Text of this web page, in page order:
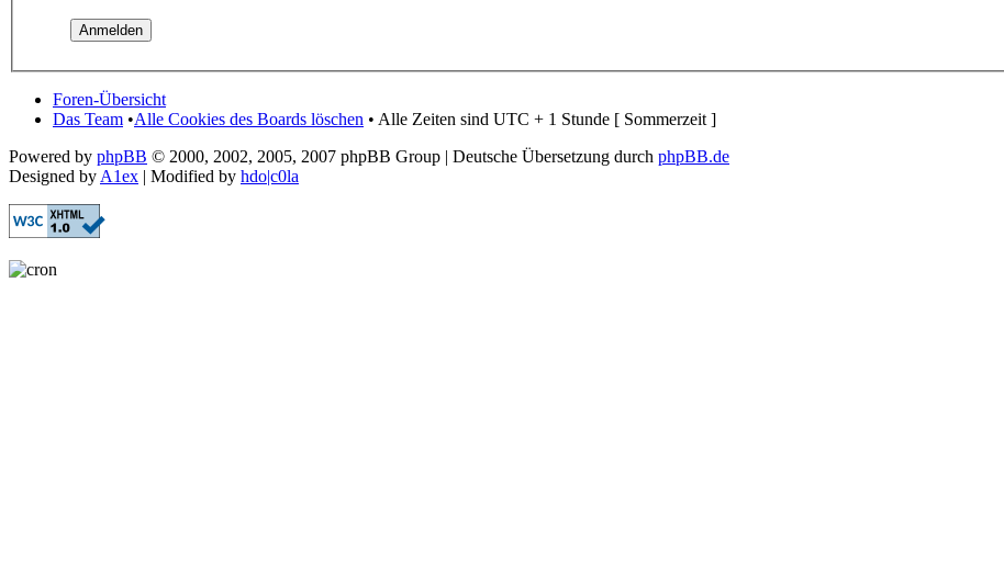
Foren-Übersicht
Das Team •Alle Cookies des Boards löschen • Alle Zeiten sind UTC + 1 Stunde [ Sommerzeit ]
Powered by phpBB © 2000, 2002, 2005, 2007 phpBB Group | Deutsche Übersetzung durch phpBB.de
Designed byA1ex | Modified by hdo|c0la